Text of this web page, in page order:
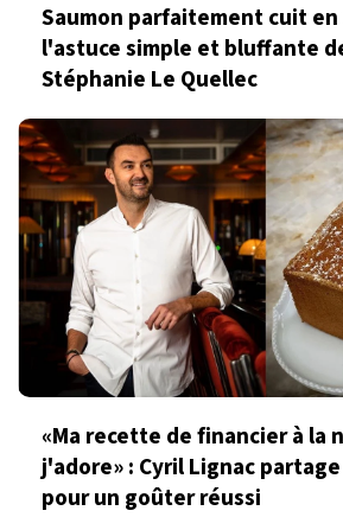
Saumon parfaitement cuit en
l'astuce simple et bluffante
Stéphanie Le Quellec
«Ma recette de financier à la
j'adore» : Cyril Lignac
pour un goûter réussi